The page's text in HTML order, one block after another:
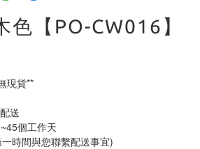
色【PO-CW016】
現貨**
送
個工作天
一時間與您聯繫配送事宜)